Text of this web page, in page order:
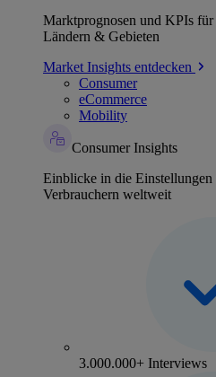
Marktprognosen und KPIs
Ländern & Gebieten
Market Insights entdecken
Consumer
eCommerce
Mobility
Consumer Insights
Einblicke in die Einstellungen
Verbrauchern weltweit
3.000.000+ Interviews